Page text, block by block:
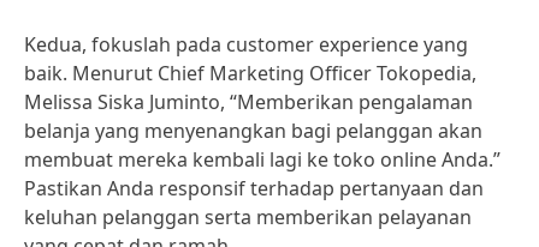
Kedua, fokuslah pada customer experience yang
baik. Menurut Chief Marketing Officer Tokopedia,
Melissa Siska Juminto, “Memberikan pengalaman
belanja yang menyenangkan bagi pelanggan akan
membuat mereka kembali lagi ke toko online Anda.”
Pastikan Anda responsif terhadap pertanyaan dan
keluhan pelanggan serta memberikan pelayanan